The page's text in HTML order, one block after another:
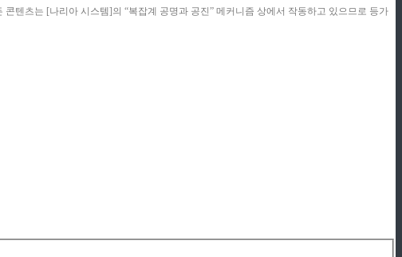
텐츠는 [나리아 시스템]의 “복잡계 공명과 공진” 메커니즘 상에서 작동하고 있으므로 등가